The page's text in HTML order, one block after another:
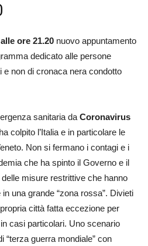
ore 21.20 nuovo appuntamento
dedicato alle persone
non di cronaca nera condotto
sanitaria da Coronavirus
colpito l’Italia e in particolare le
Non si fermano i contagi e i
che ha spinto il Governo e il
misure restrittive che hanno
una grande “zona rossa”. Divieti
città fatta eccezione per
casi particolari. Uno scenario
“terza guerra mondiale” con